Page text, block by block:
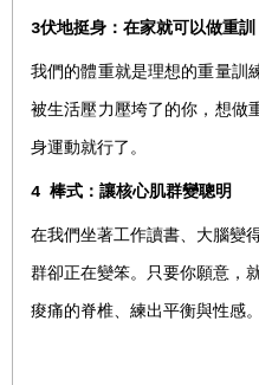
3伏地挺身 ： 在家就可以做重訓
我們的體重就是理想的重量訓
被生活壓力壓垮了的你，想做
身運動就行了。
4 棒式 ： 讓核心肌群變聰明
在我們坐著工作讀書、大腦變
群卻正在變笨。只要你願意，
痠痛的脊椎、練出平衡與性感。